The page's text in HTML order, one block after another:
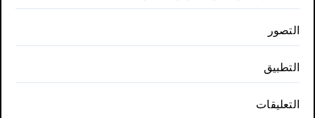
التصور
التطبيق
التعليقات